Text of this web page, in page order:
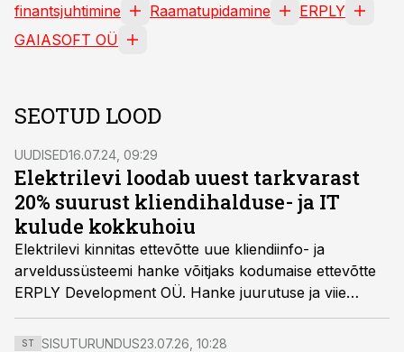
finantsjuhtimine Raamatupidamine
ERPLY
GAIASOFT OÜ
SEOTUD LOOD
UUDISED16.07.24, 09:29
Elektrilevi loodab uuest tarkvarast
20% suurust kliendihalduse- ja IT
kulude kokkuhoiu
Elektrilevi kinnitas ettevõtte uue kliendiinfo- ja
arveldussüsteemi hanke võitjaks kodumaise ettevõtte
ERPLY Development OÜ. Hanke juurutuse ja viie
aastase kasutusperioodi kogumaksumus on 3,3
miljonit eurot ilma käibemaksuta.
ST SISUTURUNDUS23.07.26, 10:28